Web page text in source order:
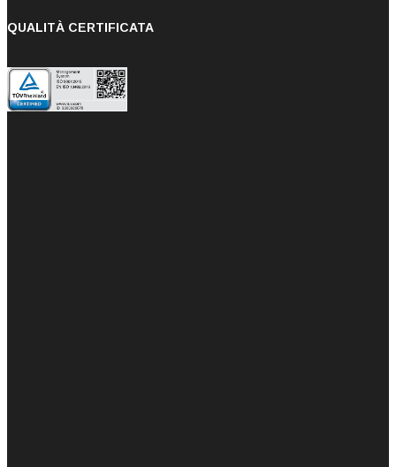
QUALITÀ CERTIFICATA